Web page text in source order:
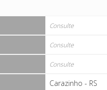
Consulte
Consulte
Consulte
Carazinho - RS